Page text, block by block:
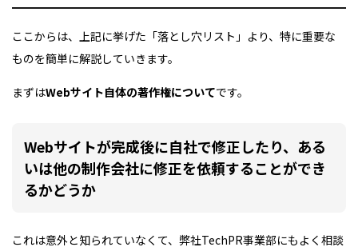
ここからは、上記に挙げた「落とし穴リスト」より、特に重要な
ものを簡単に解説していきます。
まずはWebサイト自体の著作権についてです。
Webサイトが完成後に自社で修正したり、ある
いは他の制作会社に修正を依頼することができ
るかどうか
これは意外と知られていなくて、弊社TechPR事業部にもよく相談